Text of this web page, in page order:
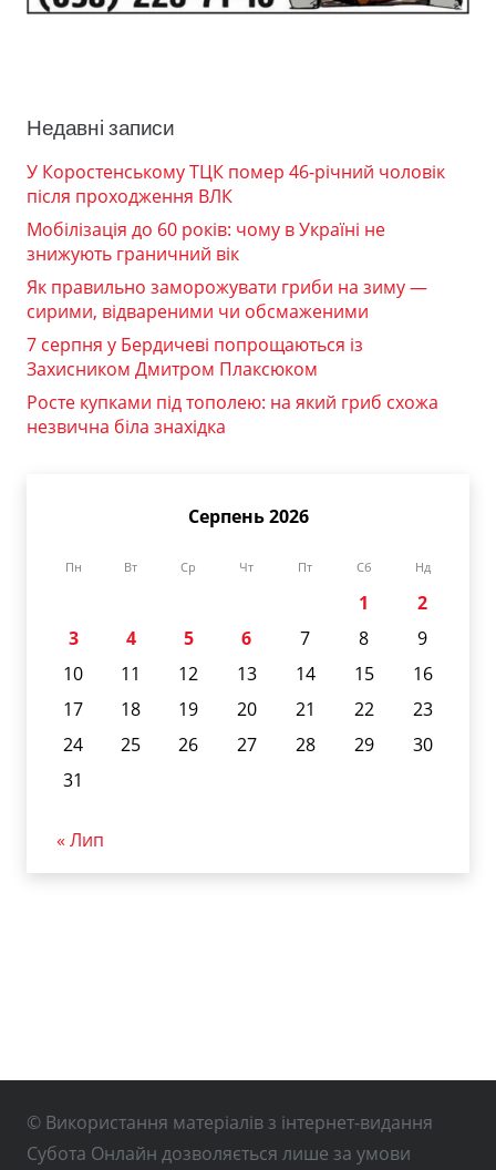
Недавні записи
У Коростенському ТЦК помер 46-річний чоловік
після проходження ВЛК
Мобілізація до 60 років: чому в Україні не
знижують граничний вік
Як правильно заморожувати гриби на зиму —
сирими, відвареними чи обсмаженими
7 серпня у Бердичеві попрощаються із
Захисником Дмитром Плаксюком
Росте купками під тополею: на який гриб схожа
незвична біла знахідка
Серпень 2026
Пн Вт Ср Чт Пт Сб Нд
1
2
3
4 5 6 7 8
9
10
11 12 13 14 15
16
17
18 19 20 21 22
23
24
25 26 27 28 29
30
31
« Лип
© Використання матеріалів з інтернет-видання
Субота Онлайн дозволяється лише за умови